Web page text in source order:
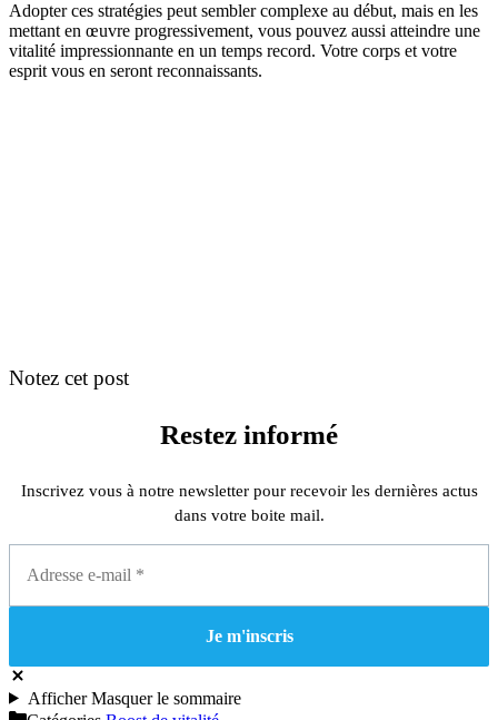
Adopter ces stratégies peut sembler complexe au début, mais en les
mettant en œuvre progressivement, vous pouvez aussi atteindre une
vitalité impressionnante en un temps record. Votre corps et votre
esprit vous en seront reconnaissants.
Notez cet post
Restez informé
Inscrivez vous à notre newsletter pour recevoir les dernières actus
dans votre boite mail.
AfficherMasquerle sommaire